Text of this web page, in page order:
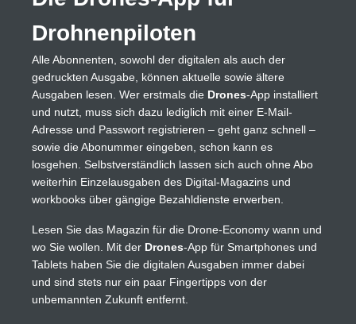
Drohnenpiloten
Alle Abonnenten, sowohl der digitalen als auch der
gedruckten Ausgabe, können aktuelle sowie ältere
Ausgaben lesen. Wer erstmals die Drones-App installiert
und nutzt, muss sich dazu lediglich mit einer E-Mail-
Adresse und Passwort registrieren – geht ganz schnell –
sowie die Abonummer eingeben, schon kann es
losgehen. Selbstverständlich lassen sich auch ohne Abo
weiterhin Einzelausgaben des Digital-Magazins und
workbooks über gängige Bezahldienste erwerben.
Lesen Sie das Magazin für die Drone-Economy wann und
wo Sie wollen. Mit der Drones-App für Smartphones und
Tablets haben Sie die digitalen Ausgaben immer dabei
und sind stets nur ein paar Fingertipps von der
unbemannten Zukunft entfernt.